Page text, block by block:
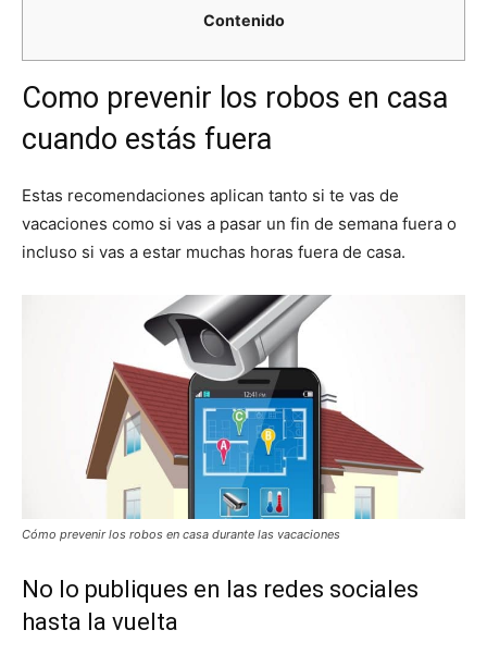
Contenido
Como prevenir los robos en casa
cuando estás fuera
Estas recomendaciones aplican tanto si te vas de
vacaciones como si vas a pasar un fin de semana fuera o
incluso si vas a estar muchas horas fuera de casa.
Cómo prevenir los robos en casa durante las vacaciones
No lo publiques en las redes sociales
hasta la vuelta